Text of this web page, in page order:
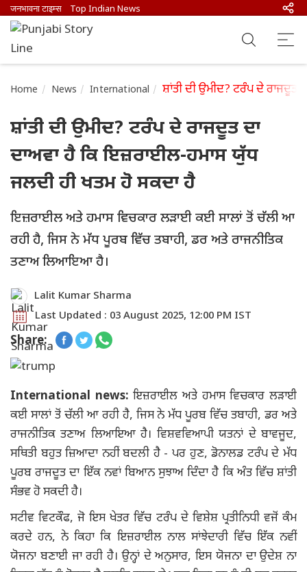
जनभावना टाइम्स Top Indian News
Home News International ਸ਼ਾਂਤੀ ਦੀ ਉਮੀਦ? ਟਰੰਪ ਦੇ
ਸ਼ਾਂਤੀ ਦੀ ਉਮੀਦ? ਟਰੰਪ ਦੇ ਰਾਜਦੂਤ ਦਾ
ਦਾਅਵਾ ਹੈ ਕਿ ਇਜ਼ਰਾਈਲ-ਹਮਾਸ ਯੁੱਧ
ਜਲਦੀ ਹੀ ਖਤਮ ਹੋ ਸਕਦਾ ਹੈ
ਇਜ਼ਰਾਈਲ ਅਤੇ ਹਮਾਸ ਵਿਚਕਾਰ ਲੜਾਈ ਕਈ ਸਾਲਾਂ ਤੋਂ ਚੱਲੀ ਆ
ਰਹੀ ਹੈ, ਜਿਸ ਨੇ ਮੱਧ ਪੂਰਬ ਵਿੱਚ ਤਬਾਹੀ, ਡਰ ਅਤੇ ਰਾਜਨੀਤਿਕ
ਤਣਾਅ ਲਿਆਇਆ ਹੈ।
Lalit Kumar Sharma
Last Updated : 03 August 2025, 12:00 PM IST
Share:
International news: ਇਜ਼ਰਾਈਲ ਅਤੇ ਹਮਾਸ ਵਿਚਕਾਰ ਲੜਾਈ
ਕਈ ਸਾਲਾਂ ਤੋਂ ਚੱਲੀ ਆ ਰਹੀ ਹੈ, ਜਿਸ ਨੇ ਮੱਧ ਪੂਰਬ ਵਿੱਚ ਤਬਾਹੀ, ਡਰ ਅਤੇ
ਰਾਜਨੀਤਿਕ ਤਣਾਅ ਲਿਆਇਆ ਹੈ। ਵਿਸ਼ਵਵਿਆਪੀ ਯਤਨਾਂ ਦੇ ਬਾਵਜੂਦ,
ਸਥਿਤੀ ਬਹੁਤ ਜ਼ਿਆਦਾ ਨਹੀਂ ਬਦਲੀ ਹੈ - ਪਰ ਹੁਣ, ਡੋਨਾਲਡ ਟਰੰਪ ਦੇ ਮੱਧ
ਪੂਰਬ ਰਾਜਦੂਤ ਦਾ ਇੱਕ ਨਵਾਂ ਬਿਆਨ ਸੁਝਾਅ ਦਿੰਦਾ ਹੈ ਕਿ ਅੰਤ ਵਿੱਚ ਸ਼ਾਂਤੀ
ਸੰਭਵ ਹੋ ਸਕਦੀ ਹੈ।
ਸਟੀਵ ਵਿਟਕੌਫ, ਜੋ ਇਸ ਖੇਤਰ ਵਿੱਚ ਟਰੰਪ ਦੇ ਵਿਸ਼ੇਸ਼ ਪ੍ਰਤੀਨਿਧੀ ਵਜੋਂ ਕੰਮ
ਕਰਦੇ ਹਨ, ਨੇ ਕਿਹਾ ਕਿ ਇਜ਼ਰਾਈਲ ਨਾਲ ਸਾਂਝੇਦਾਰੀ ਵਿੱਚ ਇੱਕ ਨਵੀਂ
ਯੋਜਨਾ ਬਣਾਈ ਜਾ ਰਹੀ ਹੈ। ਉਨ੍ਹਾਂ ਦੇ ਅਨੁਸਾਰ, ਇਸ ਯੋਜਨਾ ਦਾ ਉਦੇਸ਼ ਨਾ